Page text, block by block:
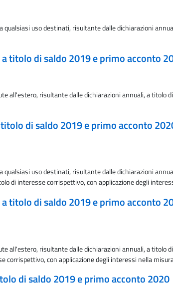
uso destinati, risultante dalle dichiarazioni
titolo di saldo 2019 e primo acconto
risultante dalle dichiarazioni annuali, a titolo
di saldo 2019 e primo acconto
uso destinati, risultante dalle dichiarazioni
di interesse corrispettivo, con applicazione degli
di saldo 2019 e primo acconto
risultante dalle dichiarazioni annuali, a titolo
con applicazione degli interessi nella
di saldo 2019 e primo acconto 2020